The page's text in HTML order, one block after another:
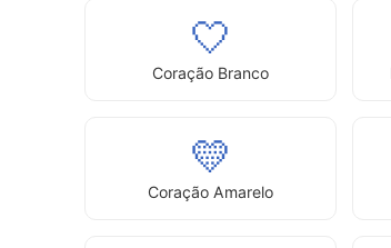
🤍
Coração Branco
💛
Coração Amarelo